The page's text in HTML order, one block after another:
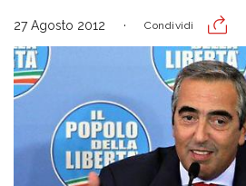
27 Agosto 2012 Condividi